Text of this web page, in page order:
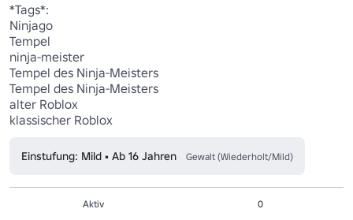
*Tags*:
Ninjago
Tempel
ninja-meister
Tempel des Ninja-Meisters
Tempel des Ninja-Meisters
alter Roblox
klassischer Roblox
Einstufung: Mild • Ab 16 Jahren Gewalt (Wiederholt/Mild)
Aktiv
0